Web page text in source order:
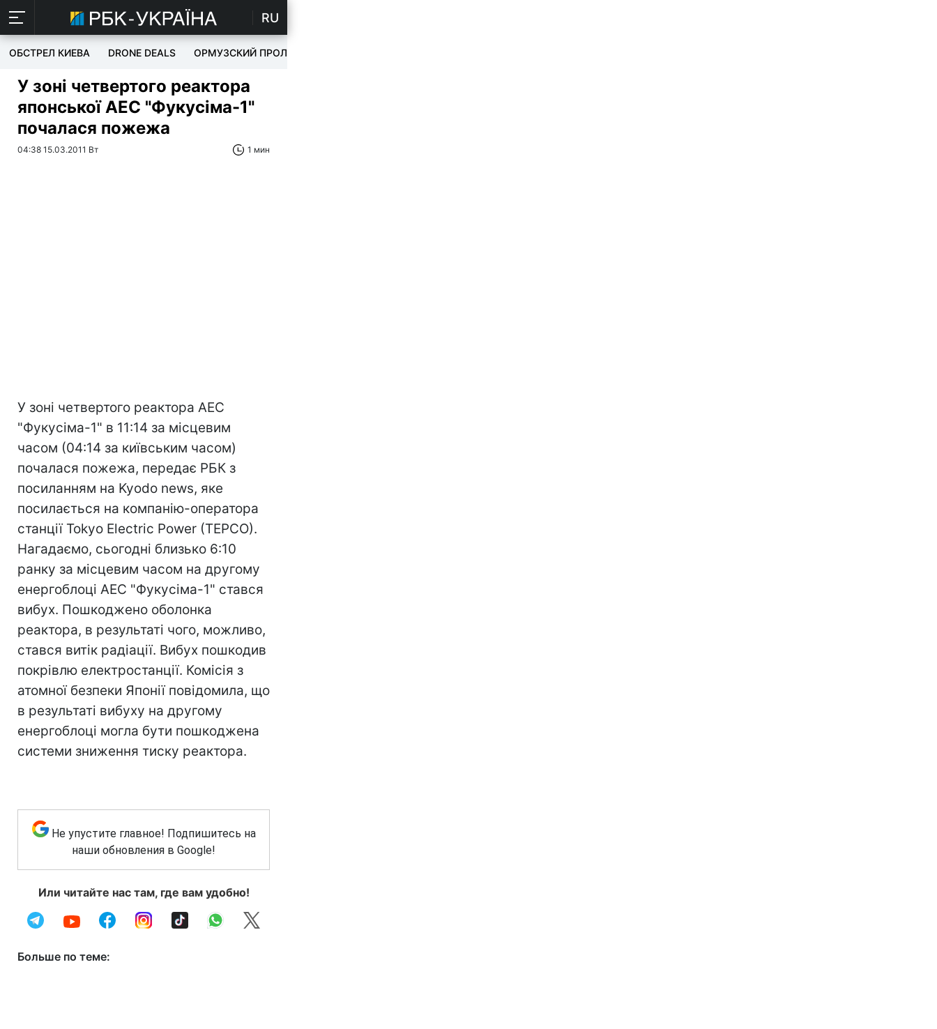
RU
ОБСТРЕЛ КИЕВА DRONE DEALS ОРМУЗСКИЙ ПРОЛИВ
У зоні четвертого реактора
японської АЕС "Фукусіма-1"
почалася пожежа
04:38 15.03.2011 Вт 1 мин
У зоні четвертого реактора АЕС
"Фукусіма-1" в 11:14 за місцевим
часом (04:14 за київським часом)
почалася пожежа, передає РБК з
посиланням на Kyodo news, яке
посилається на компанію-оператора
станції Tokyo Electric Power (TEPCO).
Нагадаємо, сьогодні близько 6:10
ранку за місцевим часом на другому
енергоблоці АЕС "Фукусіма-1" стався
вибух. Пошкоджено оболонка
реактора, в результаті чого, можливо,
стався витік радіації. Вибух пошкодив
покрівлю електростанції. Комісія з
атомної безпеки Японії повідомила, що
в результаті вибуху на другому
енергоблоці могла бути пошкоджена
системи зниження тиску реактора.
Не упустите главное! Подпишитесь на
наши обновления в Google!
Или читайте нас там, где вам удобно!
Больше по теме: